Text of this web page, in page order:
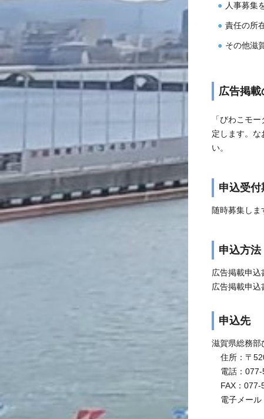
人事募集
責任の所
その他滋
広告掲
「びわこモ
定します。な
い。
申込受付
随時募集しま
申込方法
広告掲載申込
広告掲載申込
申込先
滋賀県総務部
住所：〒
電話：
FAX：
電子メー